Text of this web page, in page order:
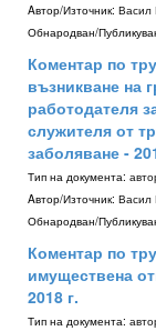
Aвтор/Източник: Васил
Обнародван/
Коментар по
възникване на
работодателя
служителя от
заболяване -
Тип на документа:
Aвтор/Източник: Васил
Обнародван/
Коментар по
имуществена
2018 г.
Тип на документа: